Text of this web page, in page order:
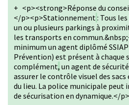
+ <p><strong>Réponse du
</p><p>Stationnement: Tous
un ou plusieurs parkings à
les transports en
minimum un agent diplômé SSIAP
Prévention) est présent à chaque
complément, un agent de
assurer le contrôle visuel des
du lieu. La police municipale peut
de sécurisation en dynamique.</p>